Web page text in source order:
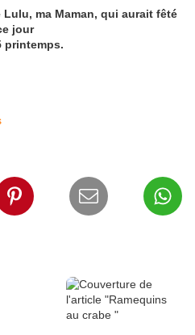
ma Maman, qui aurait fêté
jour
printemps.